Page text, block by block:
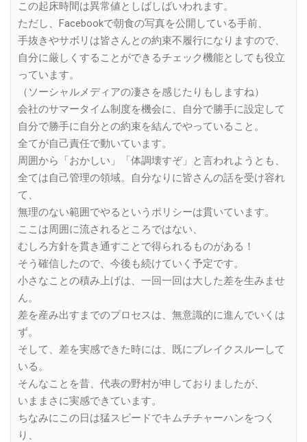
この起床時間は異常値としばしばいわれます。
ただし、Facebookで朝食の写真を公開している手前、
手抜きやサボリは皆さんとの約束不履行になりますので、
自分に厳しくすることができるチェック機能としても役立
っています。
（ソーシャルメディアの凄さを感じたりもしますね）
会社のサマータイム制度を機会に、自分で勝手に設定して
自分で勝手に自分との約束を結んでやっていること。
全てが自己責任で動いています。
周囲から「おかしい」「体調壊すぞ」と言われようとも、
全ては自己管理の領域。自分なりに皆さんの話を受け容れ
て、
無理のない範囲でやるというポリシーは貫いています。
ここは周囲に流されるところではない、
むしろ方針を貫き通すことで得られるものがある！
そう確信したので、今後も続けていく予定です。
小さなことの積み上げは、一回一回は大した差を生みませ
ん。
差を産み出すまでのプロセスは、無意識的に進んでいくは
ず。
そして、差を実感できた時には、既にブレイクスルーして
いる。
そんなことを昔、代表の野村が申しておりましたが、
いままさに実感できています。
ちなみにこの日は猛スピードでキムチチャーハンをつく
り、